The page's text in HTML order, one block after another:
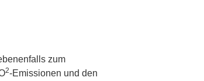
zum
2-Emissionen und den